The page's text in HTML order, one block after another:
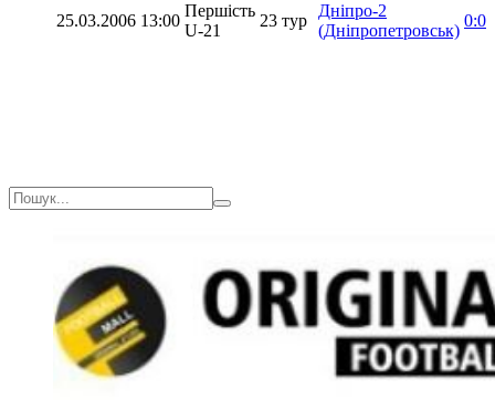
25.03.2006 13:00
Першість
U-21
23 тур
Дніпро-2
(Дніпропетровськ)
0:0